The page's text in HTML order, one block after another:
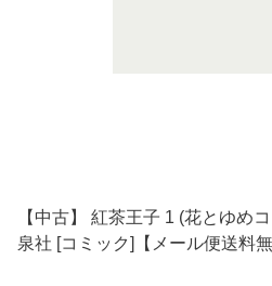
【中古】 紅茶王子 1 (花とゆめ
泉社 [コミック]【メール便送料無